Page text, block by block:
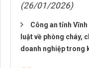
(26/01/2026)
Công an tỉnh
luật về phòng cháy,
doanh nghiệp trong